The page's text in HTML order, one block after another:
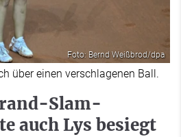
Foto: Bernd Weißbrod/dpa
über einen verschlagenen Ball.
Slam-
auch Lys besiegt